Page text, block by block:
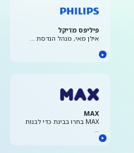
פיליפס מדיקל
אילן מאי, מנהל הנדסת …
MAX
MAX בחרו בבינת כדי לבנות
…